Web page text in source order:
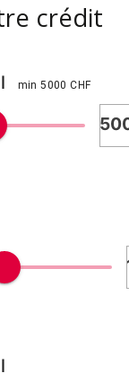
crédit
min 5000 CHF